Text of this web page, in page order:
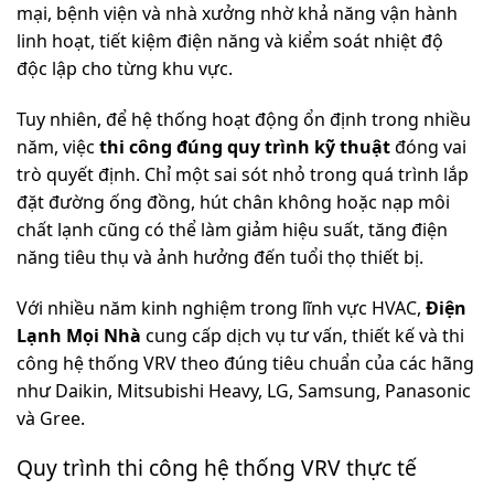
mại, bệnh viện và nhà xưởng nhờ khả năng vận hành
linh hoạt, tiết kiệm điện năng và kiểm soát nhiệt độ
độc lập cho từng khu vực.
Tuy nhiên, để hệ thống hoạt động ổn định trong nhiều
năm, việc thi công đúng quy trình kỹ thuậtđóng vai
trò quyết định. Chỉ một sai sót nhỏ trong quá trình lắp
đặt đường ống đồng, hút chân không hoặc nạp môi
chất lạnh cũng có thể làm giảm hiệu suất, tăng điện
năng tiêu thụ và ảnh hưởng đến tuổi thọ thiết bị.
Với nhiều năm kinh nghiệm trong lĩnh vực HVAC, Điện
Lạnh Mọi Nhà cung cấp dịch vụ tư vấn, thiết kế và thi
công hệ thống VRV theo đúng tiêu chuẩn của các hãng
như Daikin, Mitsubishi Heavy, LG, Samsung, Panasonic
và Gree.
Quy trình thi công hệ thống VRV thực tế